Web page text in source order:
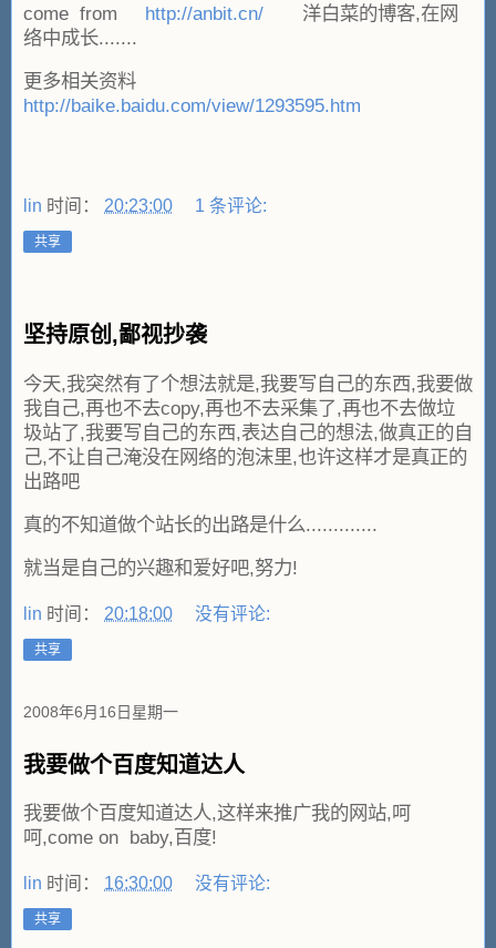
come from http://anbit.cn/ 洋白菜的博客,在网
络中成长.......
更多相关资料
http://baike.baidu.com/view/1293595.htm
lin 时间： 20:23:00 1 条评论:
共享
坚持原创,鄙视抄袭
今天,我突然有了个想法就是,我要写自己的东西,我要做
我自己,再也不去copy,再也不去采集了,再也不去做垃
圾站了,我要写自己的东西,表达自己的想法,做真正的自
己,不让自己淹没在网络的泡沫里,也许这样才是真正的
出路吧
真的不知道做个站长的出路是什么.............
就当是自己的兴趣和爱好吧,努力!
lin 时间： 20:18:00 没有评论:
共享
2008年6月16日星期一
我要做个百度知道达人
我要做个百度知道达人,这样来推广我的网站,呵
呵,come on baby,百度!
lin 时间： 16:30:00 没有评论:
共享